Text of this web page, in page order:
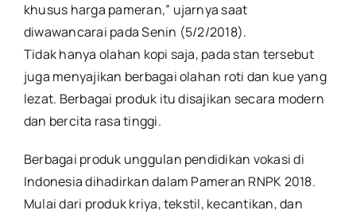
khusus harga pameran,” ujarnya saat
diwawancarai pada Senin (5/2/2018).
Tidak hanya olahan kopi saja, pada stan tersebut
juga menyajikan berbagai olahan roti dan kue yang
lezat. Berbagai produk itu disajikan secara modern
dan bercita rasa tinggi.
Berbagai produk unggulan pendidikan vokasi di
Indonesia dihadirkan dalam Pameran RNPK 2018.
Mulai dari produk kriya, tekstil, kecantikan, dan